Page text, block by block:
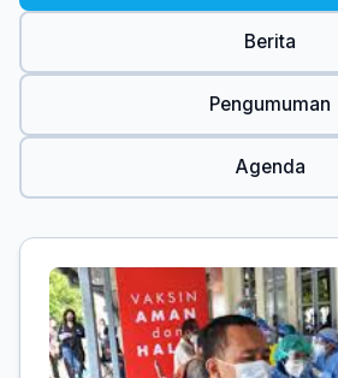
Berita
Pengumuman
Agenda